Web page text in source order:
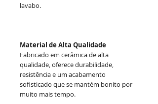
lavabo.
Material de Alta Qualidade
Fabricado em cerâmica de alta
qualidade, oferece durabilidade,
resistência e um acabamento
sofisticado que se mantém bonito por
muito mais tempo.